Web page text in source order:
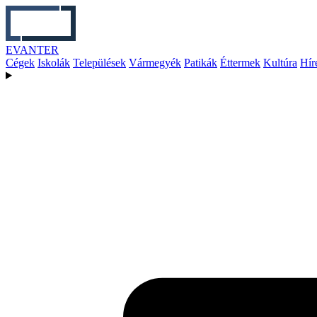
EVANTER
Cégek Iskolák Települések Vármegyék Patikák Éttermek Kultúra